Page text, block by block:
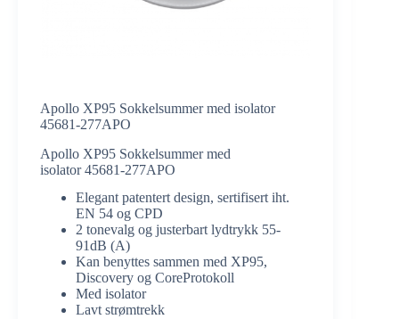
Apollo XP95 Sokkelsummer med isolator
45681-277APO
Apollo XP95 Sokkelsummer med
isolator 45681-277APO
Elegant patentert design, sertifisert iht.
EN 54 og CPD
2 tonevalg og justerbart lydtrykk 55-
91dB (A)
Kan benyttes sammen med XP95,
Discovery og CoreProtokoll
Med isolator
Lavt strømtrekk